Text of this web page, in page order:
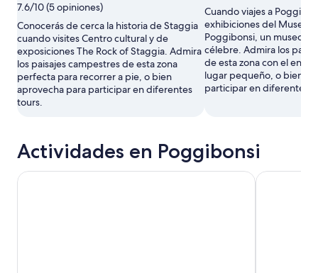
7.6/10 (5 opiniones)
Conocerás de cerca la historia de Staggia
cuando visites Centro cultural y de
exposiciones The Rock of Staggia. Admira
los paisajes campestres de esta zona
perfecta para recorrer a pie, o bien
aprovecha para participar en diferentes
tours.
Cuando viajes a
exhibiciones del Museo
Poggibonsi, un museo
célebre. Admira los
de esta zona con el
lugar pequeño, o bien
participar en diferentes
Actividades en Poggibonsi
Toscana en 1 día desde Florencia: Pisa, San Gimignano y
Siena: pase